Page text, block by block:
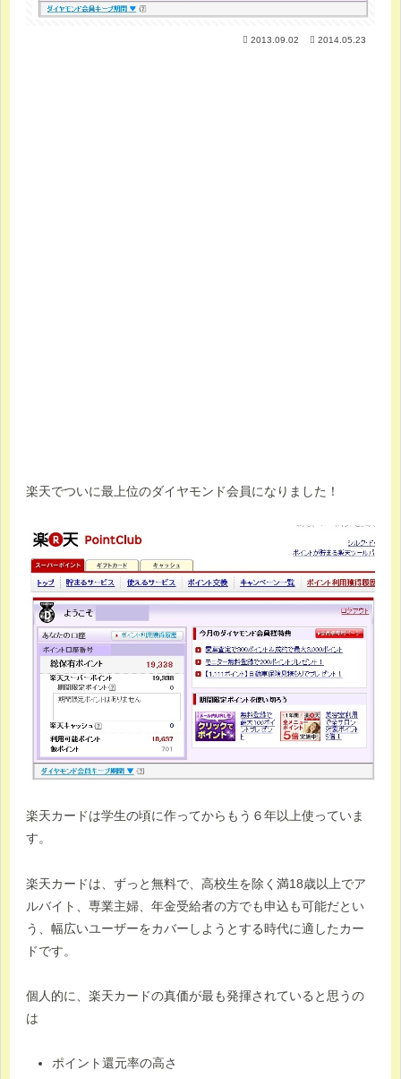
2013.09.02 2014.05.23
楽天でついに最上位のダイヤモンド会員になりました！
楽天カードは学生の頃に作ってからもう６年以上使っていま
す。
楽天カードは、ずっと無料で、高校生を除く満18歳以上でア
ルバイト、専業主婦、年金受給者の方でも申込も可能だとい
う、幅広いユーザーをカバーしようとする時代に適したカー
ドです。
個人的に、楽天カードの真価が最も発揮されていると思うの
は
ポイント還元率の高さ